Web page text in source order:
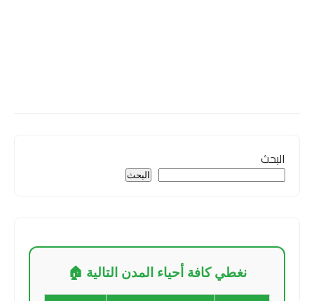
البحث
البحث
نغطي كافة أحياء المدن التالية 🏠